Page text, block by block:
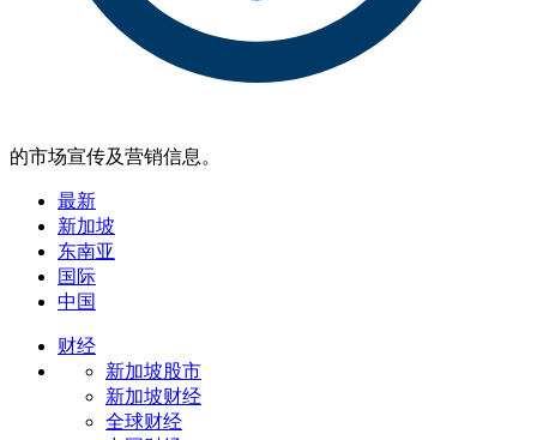
的市场宣传及营销信息。
最新
新加坡
东南亚
国际
中国
财经
新加坡股市
新加坡财经
全球财经